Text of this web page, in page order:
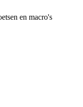
en macro's